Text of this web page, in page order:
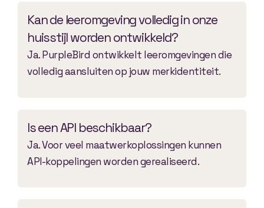
Kan de leeromgeving volledig in onze
huisstijl worden ontwikkeld?
Ja. PurpleBird ontwikkelt leeromgevingen die
volledig aansluiten op jouw merkidentiteit.
Is een API beschikbaar?
Ja. Voor veel maatwerkoplossingen kunnen
API-koppelingen worden gerealiseerd.